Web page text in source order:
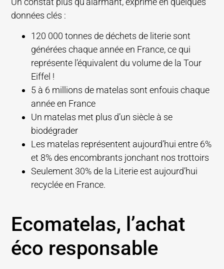
données clés :
120 000 tonnes de déchets de literie sont
générées chaque année en France, ce qui
représente l’équivalent du volume de la Tour
Eiffel !
5 à 6 millions de matelas sont enfouis chaque
année en France
Un matelas met plus d’un siècle à se
biodégrader
Les matelas représentent aujourd’hui entre 6%
et 8% des encombrants jonchant nos trottoirs
Seulement 30% de la Literie est aujourd’hui
recyclée en France.
Ecomatelas, l’achat
éco responsable